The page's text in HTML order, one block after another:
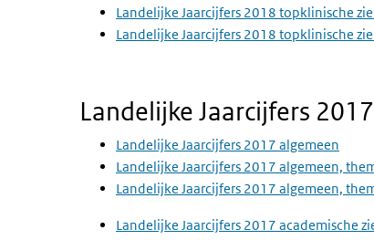
Landelijke Jaarcijfers 2018 topklinische
Landelijke Jaarcijfers 2018 topklinische
Landelijke Jaarcijfers 2017
Landelijke Jaarcijfers 2017 algemeen
Landelijke Jaarcijfers 2017 algemeen,
Landelijke Jaarcijfers 2017 algemeen,
Landelijke Jaarcijfers 2017 academische